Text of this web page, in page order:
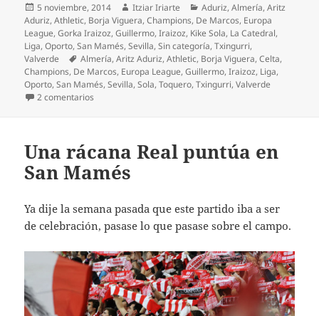
Publicado
el
5 noviembre, 2014 Autor
Itziar Iriarte Categorías
Aduriz,Almería,Aritz
Aduriz,Athletic, Borja Viguera,Champions, De Marcos, Europa
League,Gorka Iraizoz,Guillermo,Iraizoz, Kike Sola, La Catedral,
Liga,Oporto,San Mamés,Sevilla,Sin categoría,Txingurri,
Valverde
Etiquetas
Almería,Aritz Aduriz,Athletic, Borja Viguera,Celta,
Champions, De Marcos, Europa League,Guillermo,Iraizoz, Liga,
Oporto,San Mamés,Sevilla,Sola,Toquero,Txingurri,Valverde
2 comentarios
Una rácana Real puntúa en
San Mamés
Ya dije la semana pasada que este partido iba a ser
de celebración, pasase lo que pasase sobre el campo.